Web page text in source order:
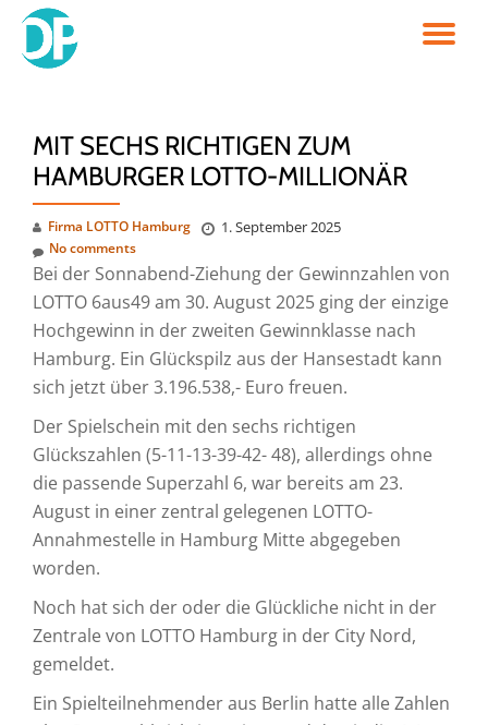
Skip
MIT SECHS RICHTIGEN ZUM
HAMBURGER LOTTO-MILLIONÄR
Firma LOTTO Hamburg 1. September 2025
No comments
Bei der Sonnabend-Ziehung der Gewinnzahlen von
LOTTO 6aus49 am 30. August 2025 ging der einzige
Hochgewinn in der zweiten Gewinnklasse nach
Hamburg. Ein Glückspilz aus der Hansestadt kann
sich jetzt über 3.196.538,- Euro freuen.
Der Spielschein mit den sechs richtigen
Glückszahlen (5-11-13-39-42- 48), allerdings ohne
die passende Superzahl 6, war bereits am 23.
August in einer zentral gelegenen LOTTO-
Annahmestelle in Hamburg Mitte abgegeben
worden.
Noch hat sich der oder die Glückliche nicht in der
Zentrale von LOTTO Hamburg in der City Nord,
gemeldet.
Ein Spielteilnehmender aus Berlin hatte alle Zahlen